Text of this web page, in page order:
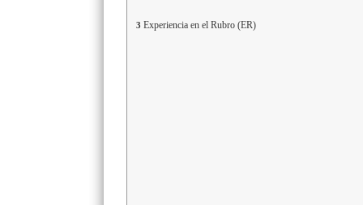
3 Experiencia en el Rubro (ER)